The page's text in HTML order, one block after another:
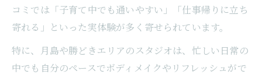
コミでは「子育て中でも通いやすい」「仕事帰りに立ち
寄れる」といった実体験が多く寄せられています。
特に、月島や勝どきエリアのスタジオは、忙しい日常の
中でも自分のペースでボディメイクやリフレッシュがで